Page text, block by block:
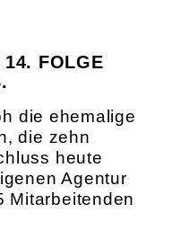
FOLGE
die ehemalige
die zehn
heute
Agentur
Mitarbeitenden